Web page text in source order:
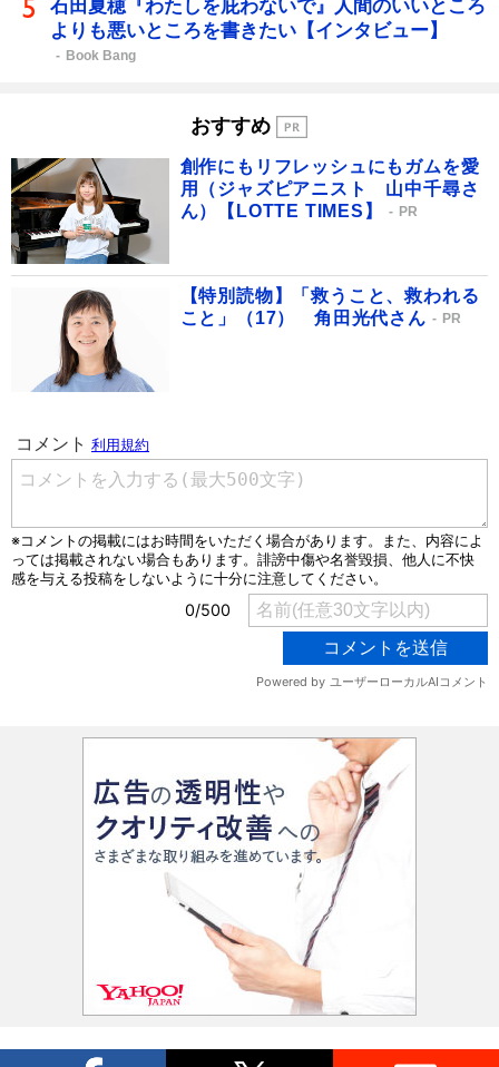
石田夏穂『わたしを庇わないで』人間のいいところ
よりも悪いところを書きたい【インタビュー】
Book Bang
おすすめ
創作にもリフレッシュにもガムを愛
用（ジャズピアニスト 山中千尋さ
ん）【LOTTE TIMES】
PR
【特別読物】「救うこと、救われる
こと」（17） 角田光代さん
PR